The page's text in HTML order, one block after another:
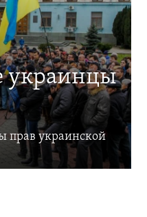
украинцы
прав украинской